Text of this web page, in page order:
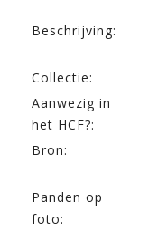
Beschrijving:
Collectie:
Aanwezig in
het HCF?:
Bron:
Panden op
foto: